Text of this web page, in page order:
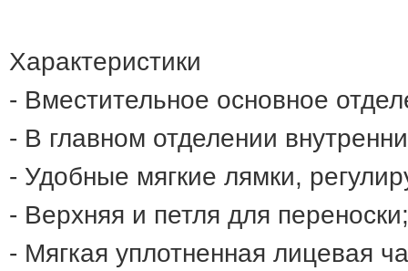
Характеристики
- Вместительное основное
- В главном отделении
- Удобные мягкие лямки,
- Верхняя и петля для переноски;
- Мягкая уплотненная лицевая